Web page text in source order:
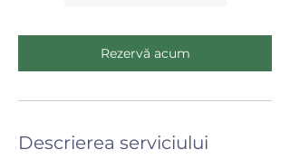
Rezervă acum
Descrierea serviciului